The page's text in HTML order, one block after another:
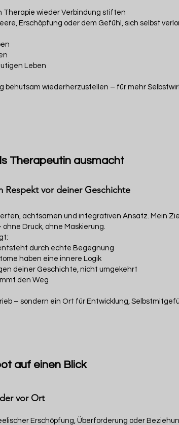
Therapie wieder Verbindung stiften
Erschöpfung oder dem Gefühl, sich selbst
Leben
behutsam wiederherzustellen – für mehr
Therapeutin ausmacht
vor deiner Geschichte
achtsamen und integrativen Ansatz. Mein
Druck, ohne Maskierung.
durch echte Begegnung
haben eine innere Logik
deiner Geschichte, nicht umgekehrt
den Weg
– sondern ein Ort für Entwicklung,
auf einen Blick
vor Ort
Erschöpfung, Überforderung oder